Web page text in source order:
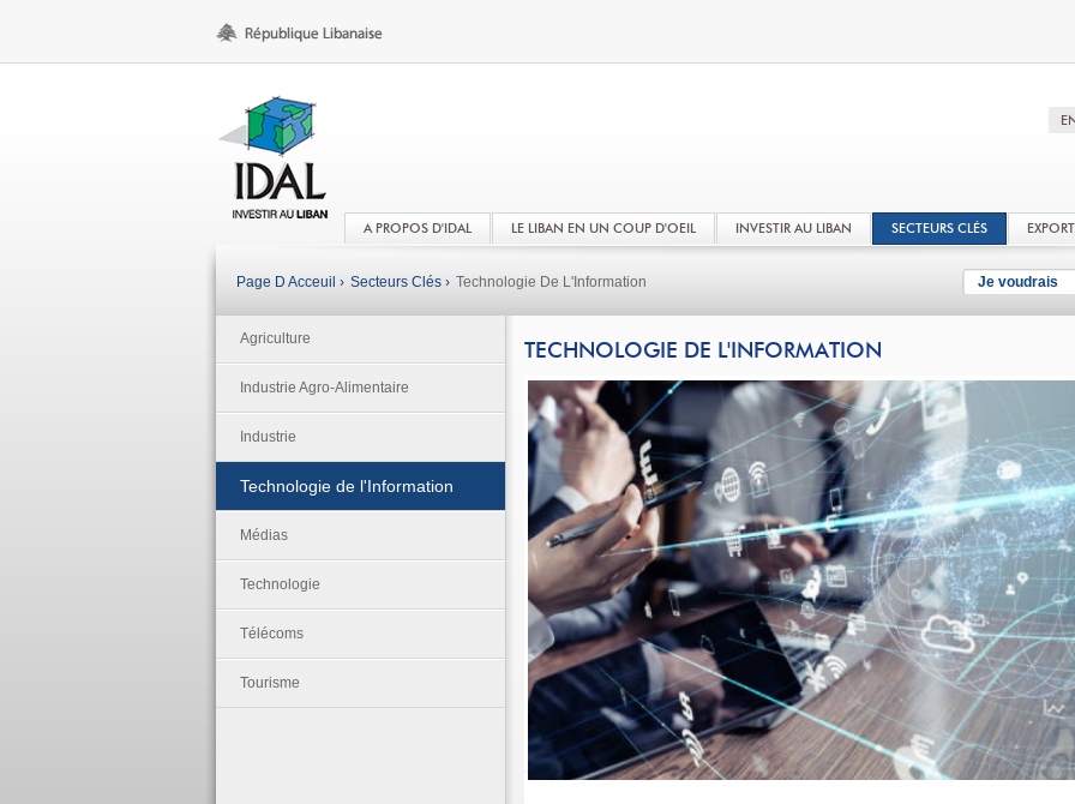
A PROPOS D'IDAL LE LIBAN EN UN COUP D'OEIL INVESTIR AU LIBAN SECTEURS CLÉS
Je voudrais
Page D Acceuil › Secteurs Clés › Technologie De L'Information
Agriculture
Industrie Agro-Alimentaire
Industrie
Technologie de l'Information
Médias
Technologie
Télécoms
Tourisme
TECHNOLOGIE DE L'INFORMATION